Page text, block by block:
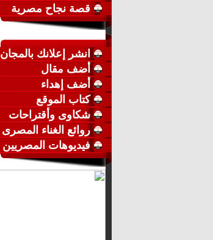
قصة نجاح مصرية
انشر إعلانك بالمجان
أضف مقال
أضف إهداء
كتاب الموقع
شكاوى وأقتراحات
روائع الغناء المصرى
فيديوهات المصريين